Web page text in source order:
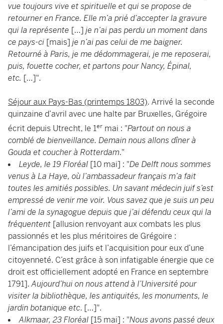
vue toujours vive et spirituelle et qui se propose de
retourner en France. Elle m’a prié d’accepter la gravure
qui la représente […] je n’ai pas perdu un moment dans
ce pays-ci [mais] je n’ai pas celui de me baigner.
Retourné à Paris, je me dédommagerai, je me reposerai,
puis, fouette cocher, et partons pour Nancy, Épinal,
etc. […]".
Séjour aux Pays-Bas (printemps 1803). Arrivé la seconde
quinzaine d’avril avec une halte par Bruxelles, Grégoire
écrit depuis Utrecht, le 1er mai : "Partout on nous a
comblé de bienveillance. Demain nous allons dîner à
Gouda et coucher à Rotterdam."
Leyde, le 19 Floréal [10 mai] : "De Delft nous sommes
venus à La Haye, où l’ambassadeur français m’a fait
toutes les amitiés possibles. Un savant médecin juif s’est
empressé de venir me voir. Vous savez que je suis un peu
l’ami de la synagogue depuis que j’ai défendu ceux qui la
fréquentent [allusion renvoyant aux combats les plus
passionnés et les plus méritoires de Grégoire :
l’émancipation des juifs et l’acquisition pour eux d’une
citoyenneté. C’est grâce à son infatigable énergie que ce
droit est officiellement adopté en France en septembre
1791].Aujourd’hui on nous attend à l’Université pour
visiter la bibliothèque, les antiquités, les monuments, le
jardin botanique etc. […]".
Alkmaar, 23 Floréal [15 mai] : "Nous avons passé deux